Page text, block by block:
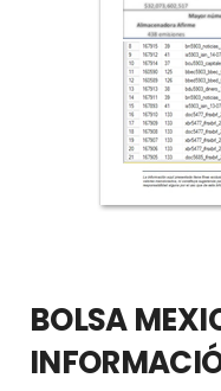
BOLSA